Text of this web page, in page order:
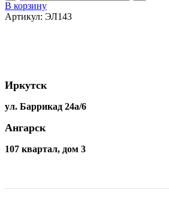
товара
Контакт
типа
шт)
В корзину
Артикул: ЭЛ143
Иркутск
ул. Баррикад 24а/6
Ангарск
107 квартал, дом 3